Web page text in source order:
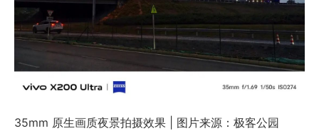
35mm 原生画质夜景拍摄效果 | 图片来源：极客公园